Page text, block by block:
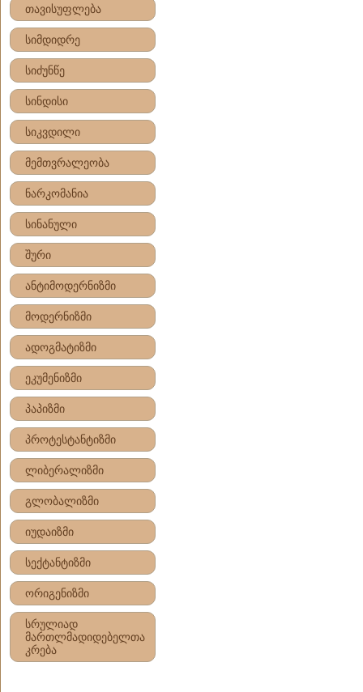
თავისუფლება
სიმდიდრე
სიძუნწე
სინდისი
სიკვდილი
მემთვრალეობა
ნარკომანია
სინანული
შური
ანტიმოდერნიზმი
მოდერნიზმი
ადოგმატიზმი
ეკუმენიზმი
პაპიზმი
პროტესტანტიზმი
ლიბერალიზმი
გლობალიზმი
იუდაიზმი
სექტანტიზმი
ორიგენიზმი
სრულიად
მართლმადიდებელთა
კრება